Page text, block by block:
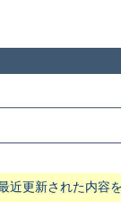
更新された内容